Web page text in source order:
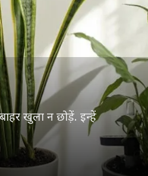
खुला न छोड़ें. इन्हें